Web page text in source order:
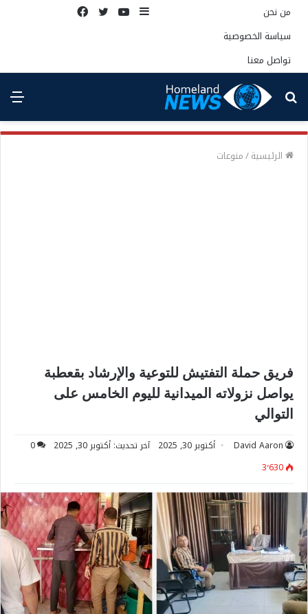
من نحن
سياسة الخصوصية
تواصل معنا
إضافة يوتيوبتويتر
بحث
عن
الرئيسية/منوعات
فريق حملة التفتيش للتوعية والإرشاد بقعطبة
يواصل نزولاته الميدانية لليوم الخامس على
التوالي
David Aaron أكتوبر 30, 2025 آخر تحديث: أكتوبر 30, 2025
0
3٬630